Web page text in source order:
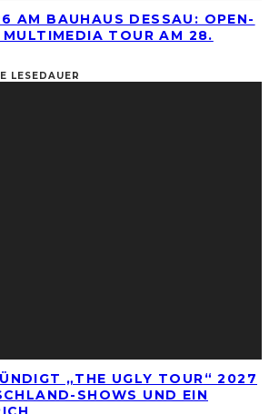
AM BAUHAUS DESSAU: OPEN-
MULTIMEDIA TOUR AM 28.
LESEDAUER
„THE UGLY TOUR“ 2027
SHOWS UND EIN